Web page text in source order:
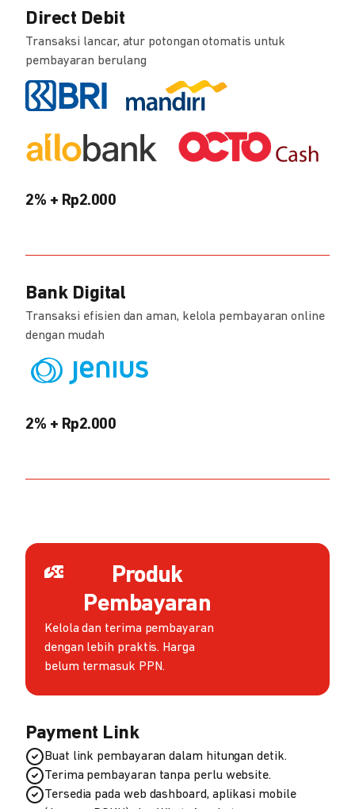
Direct Debit
Transaksi lancar, atur potongan otomatis untuk
pembayaran berulang
2% + Rp2.000
Bank Digital
Transaksi efisien dan aman, kelola pembayaran online
dengan mudah
2% + Rp2.000
Produk
Pembayaran
Kelola dan terima pembayaran
dengan lebih praktis. Harga
belum termasuk PPN.
Payment Link
Buat link pembayaran dalam hitungan detik.
Terima pembayaran tanpa perlu website.
Tersedia pada web dashboard, aplikasi mobile